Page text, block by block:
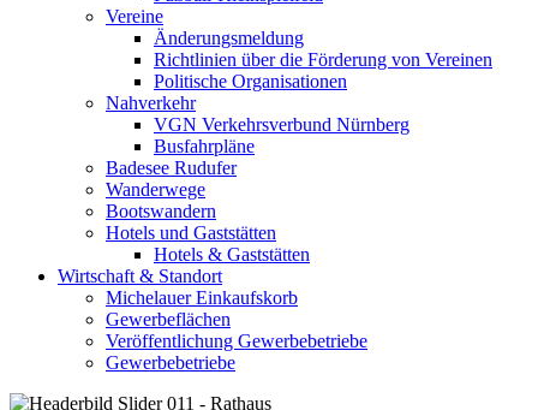
Vereine
Änderungsmeldung
Richtlinien über die Förderung von Vereinen
Politische Organisationen
Nahverkehr
VGN Verkehrsverbund Nürnberg
Busfahrpläne
Badesee Rudufer
Wanderwege
Bootswandern
Hotels und Gaststätten
Hotels & Gaststätten
Wirtschaft & Standort
Michelauer Einkaufskorb
Gewerbeflächen
Veröffentlichung Gewerbebetriebe
Gewerbebetriebe